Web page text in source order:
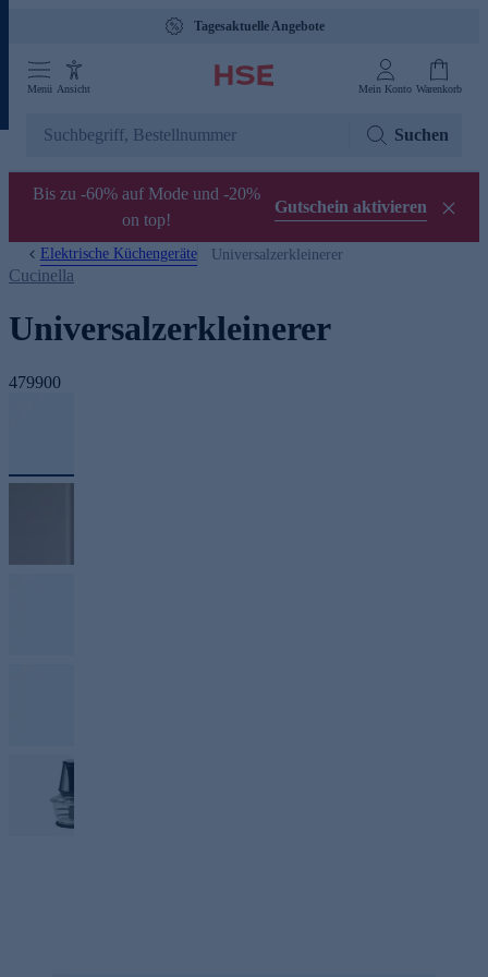
Tagesaktuelle Angebote
Menü Ansicht Mein Konto Warenkorb
Suchen
Bis zu -60% auf Mode und -20%
on top!
Gutschein aktivieren
Elektrische Küchengeräte Universalzerkleinerer
Cucinella
Universalzerkleinerer
479900